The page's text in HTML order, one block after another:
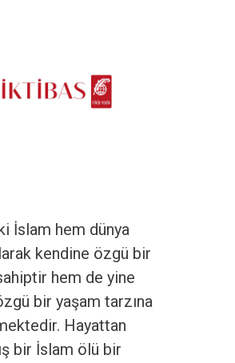
İslam hem dünya
kendine özgü bir
hem de yine
bir yaşam tarzına
Hayattan
bir İslam ölü bir